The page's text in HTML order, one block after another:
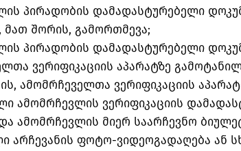
პირადობის დამადასტურებელი
მათ შორის, გამორთმევა;
პირადობის დამადასტურებელი
ვერიფიკაციის აპარატზე
ამომრჩეველთა ვერიფიკაციის
ამომრჩევლის ვერიფიკაციის
ამომრჩევლის მიერ საარჩევნო
არჩევანის ფოტო-ვიდეოგადაღება ან